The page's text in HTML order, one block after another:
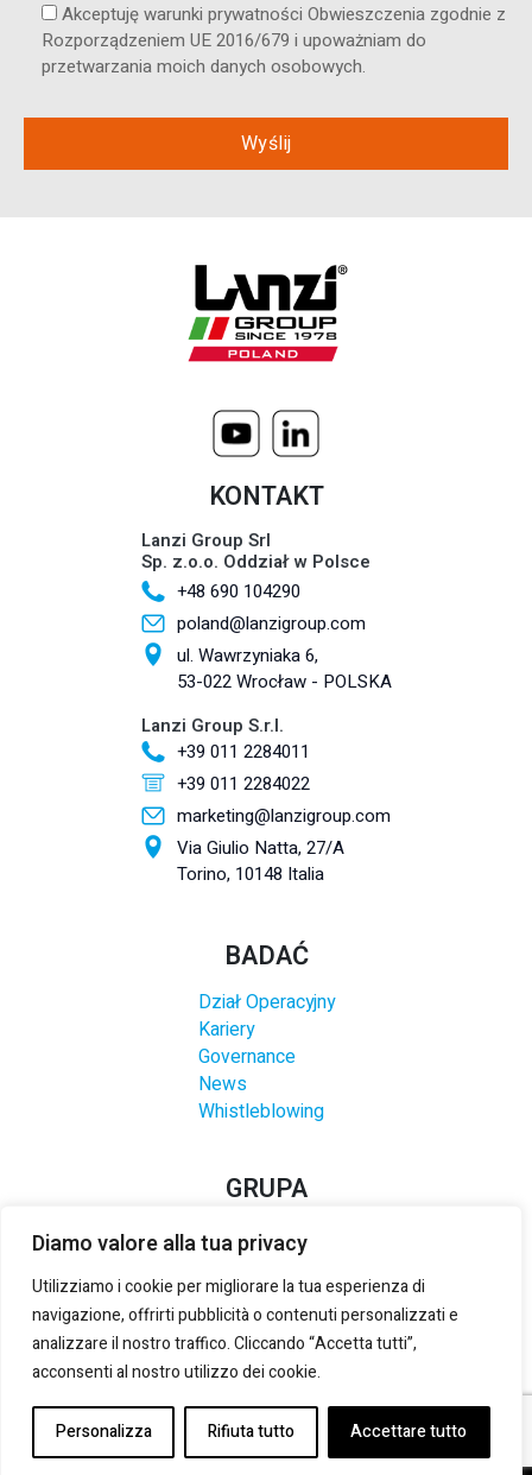
Diamo valore alla tua privacy
Utilizziamo i cookie per migliorare la tua esperienza di
navigazione, offrirti pubblicità o contenuti personalizzati e
analizzare il nostro traffico. Cliccando “Accetta tutti”,
acconsenti al nostro utilizzo dei cookie.
Personalizza Rifiuta tutto Accettare tutto
Akceptuję warunki prywatności Obwieszczenia zgodnie z
Rozporządzeniem UE 2016/679 i upoważniam do
przetwarzania moich danych osobowych.
KONTAKT
Lanzi Group Srl
Sp. z.o.o. Oddział w Polsce
+48 690 104290
poland@lanzigroup.com
ul. Wawrzyniaka 6,
53-022 Wrocław - POLSKA
Lanzi Group S.r.l.
+39 011 2284011
+39 011 2284022
marketing@lanzigroup.com
Via Giulio Natta, 27/A
Torino, 10148 Italia
BADAĆ
Dział Operacyjny
Kariery
Governance
News
Whistleblowing
GRUPA
©2021-2025 LANZI S.R.L.– NIP:5252952613-PRIVACY &
COOKIE POLICY